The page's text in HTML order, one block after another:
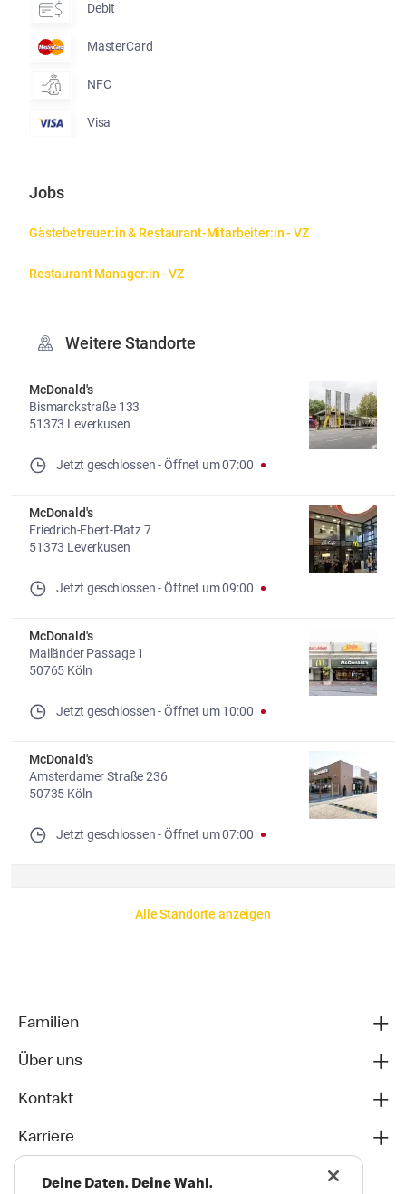
Debit
MasterCard
NFC
Visa
Jobs
Gästebetreuer:in & Restaurant-Mitarbeiter:in - VZ
Restaurant Manager:in - VZ
Weitere Standorte
McDonald's
Bismarckstraße 133
51373 Leverkusen
Jetzt geschlossen - Öffnet um07:00
McDonald's
Friedrich-Ebert-Platz 7
51373 Leverkusen
Jetzt geschlossen - Öffnet um09:00
McDonald's
Mailänder Passage 1
50765 Köln
Jetzt geschlossen - Öffnet um 10:00
McDonald's
Amsterdamer Straße 236
50735 Köln
Jetzt geschlossen - Öffnet um07:00
Alle Standorte anzeigen
Familien
Über uns
Kontakt
Karriere
Deine Daten. Deine Wahl.